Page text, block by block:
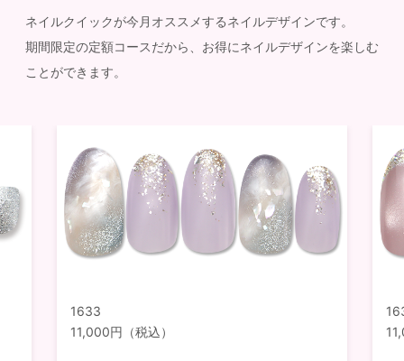
ネイルクイックが今月オススメするネイルデザインです。
期間限定の定額コースだから、お得にネイルデザインを楽しむ
ことができます。
1633
11,000円（税込）